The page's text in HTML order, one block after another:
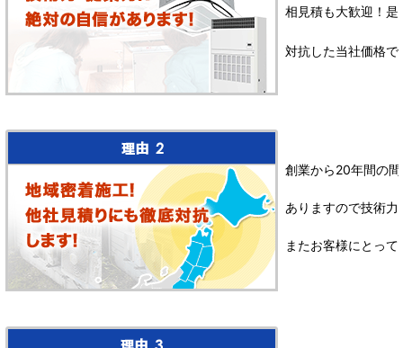
相見積も大歓迎！
対抗した当社価格
創業から20年間の
ありますので技術
またお客様にとっ